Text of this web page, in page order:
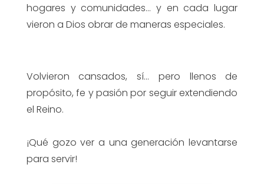
hogares y comunidades… y en cada lugar
vieron a Dios obrar de maneras especiales.
Volvieron cansados, sí… pero llenos de
propósito, fe y pasión por seguir extendiendo
el Reino.
¡Qué gozo ver a una generación levantarse
para servir!